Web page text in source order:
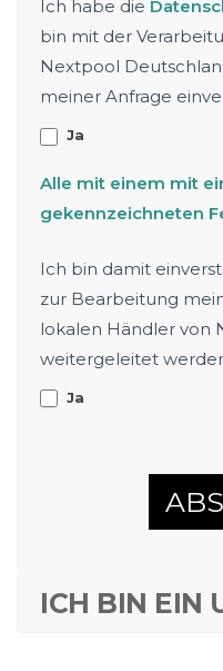
Ich habe die
bin mit der
Nextpool
meiner Anfrage
Ja
Alle mit einem mit
gekennzeichneten
Ich bin damit
zur Bearbeitung
lokalen Händler von
weitergeleitet
Ja
ICH BIN EIN